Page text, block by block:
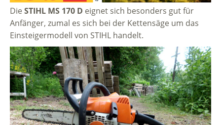
DieSTIHL MS 170 D eignet sich besonders gut für
Anfänger, zumal es sich bei der Kettensäge um das
Einsteigermodell von STIHL handelt.